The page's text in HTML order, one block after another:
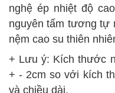
nghệ ép nhiệt độ
nguyên tấm tương tự
nệm cao su thiên
+ Lưu ý: Kích thước
+ - 2cm so với kích
và chiều dài.